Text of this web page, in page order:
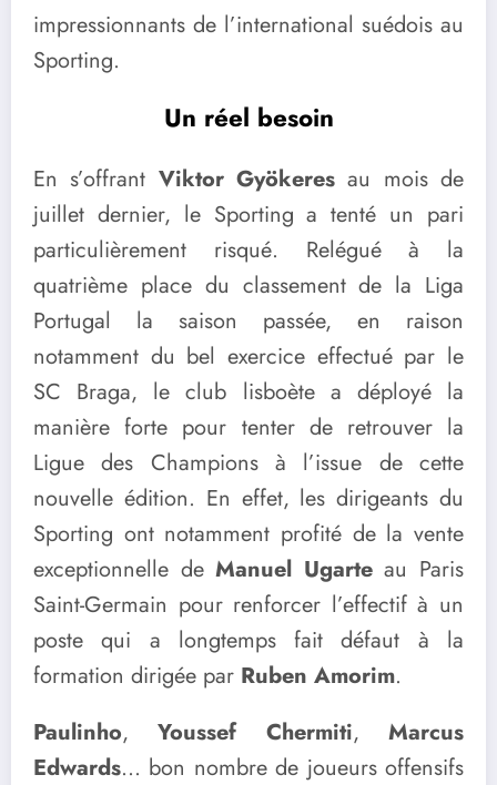
impressionnants de l’international suédois au
Sporting.
Un réel besoin
En s’offrant Viktor Gyökeres au mois de
juillet dernier, le Sporting a tenté un pari
particulièrement risqué. Relégué à la
quatrième place du classement de la Liga
Portugal la saison passée, en raison
notamment du bel exercice effectué par le
SC Braga, le club lisboète a déployé la
manière forte pour tenter de retrouver la
Ligue des Champions à l’issue de cette
nouvelle édition. En effet, les dirigeants du
Sporting ont notamment profité de la vente
exceptionnelle deManuel Ugarteau Paris
Saint-Germain pour renforcer l’effectif à un
poste qui a longtemps fait défaut à la
formation dirigée par Ruben Amorim.
Paulinho,Youssef Chermiti,Marcus
Edwards… bon nombre de joueurs offensifs